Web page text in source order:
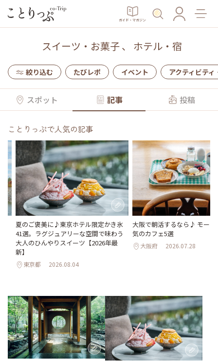
ガイド・マガジン
スイーツ・お菓子、 ホテル・宿
絞り込む たびレポ イベント アクティビティ
スポット 記事 投稿
ことりっぷで人気の記事
夏のご褒美に♪東京ホテル限定かき氷
41選。ラグジュアリーな空間で味わう
大人のひんやりスイーツ【2026年最
新】
東京都 2026.08.04
大阪で朝活するなら♪ モーニ
気のカフェ5選
大阪府 2026.07.28